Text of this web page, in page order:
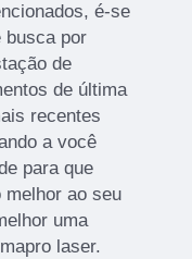
é-se
busca por
de
de última
recentes
a você
para que
ao seu
uma
laser.